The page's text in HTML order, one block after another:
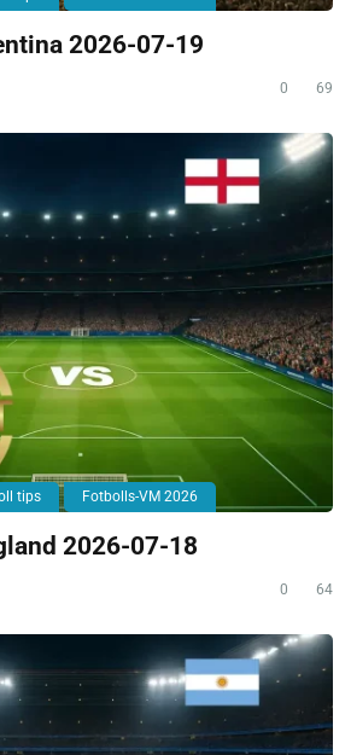
2026-07-19
0 69
tips Fotbolls-VM 2026
2026-07-18
0 64